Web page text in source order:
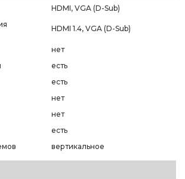
HDMI, VGA (D-Sub)
HDMI 1.4, VGA (D-Sub)
нет
есть
есть
нет
нет
есть
вертикальное